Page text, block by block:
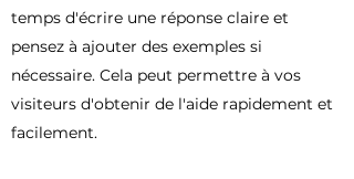
temps d'écrire une réponse claire et
pensez à ajouter des exemples si
nécessaire. Cela peut permettre à vos
visiteurs d'obtenir de l'aide rapidement et
facilement.